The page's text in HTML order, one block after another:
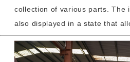
collection of various parts. The
also displayed in a state that